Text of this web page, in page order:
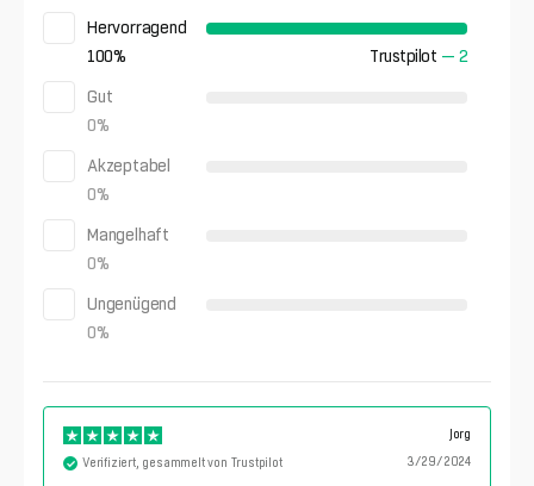
Hervorragend
100% Trustpilot — 2
Gut
0%
Akzeptabel
0%
Mangelhaft
0%
Ungenügend
0%
Jorg
3/29/2024
Verifiziert, gesammelt von Trustpilot